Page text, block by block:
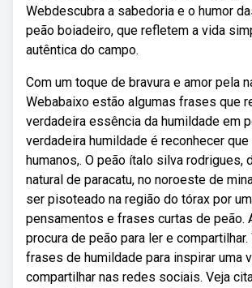
Webdescubra a sabedoria e o humor
peão boiadeiro, que refletem a vida
autêntica do campo.
Com um toque de bravura e amor pela
Webabaixo estão algumas frases que
verdadeira essência da humildade em
verdadeira humildade é reconhecer
humanos,. O peão ítalo silva rodrigues,
natural de paracatu, no noroeste de
ser pisoteado na região do tórax por
pensamentos e frases curtas de peão.
procura de peão para ler e
frases de humildade para inspirar uma
compartilhar nas redes sociais. Veja